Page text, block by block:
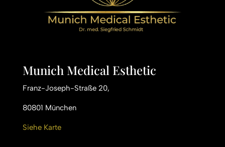
Munich Medical Esthetic
Franz-Joseph-Straße 20,
80801 München
Siehe Karte